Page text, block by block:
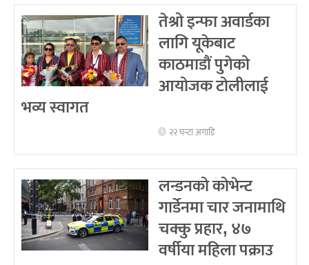
तेश्रो इन्फा अवार्डका
लागि यूकेबाट
काठमाडौं पुगेको
आयोजक टोलीलाई
भव्य स्वागत
२२ घन्टा अगाडि
लन्डनको कोभेन्ट
गार्डेनमा चार जनामाथि
चक्कु प्रहार, ४७
वर्षीया महिला पक्राउ